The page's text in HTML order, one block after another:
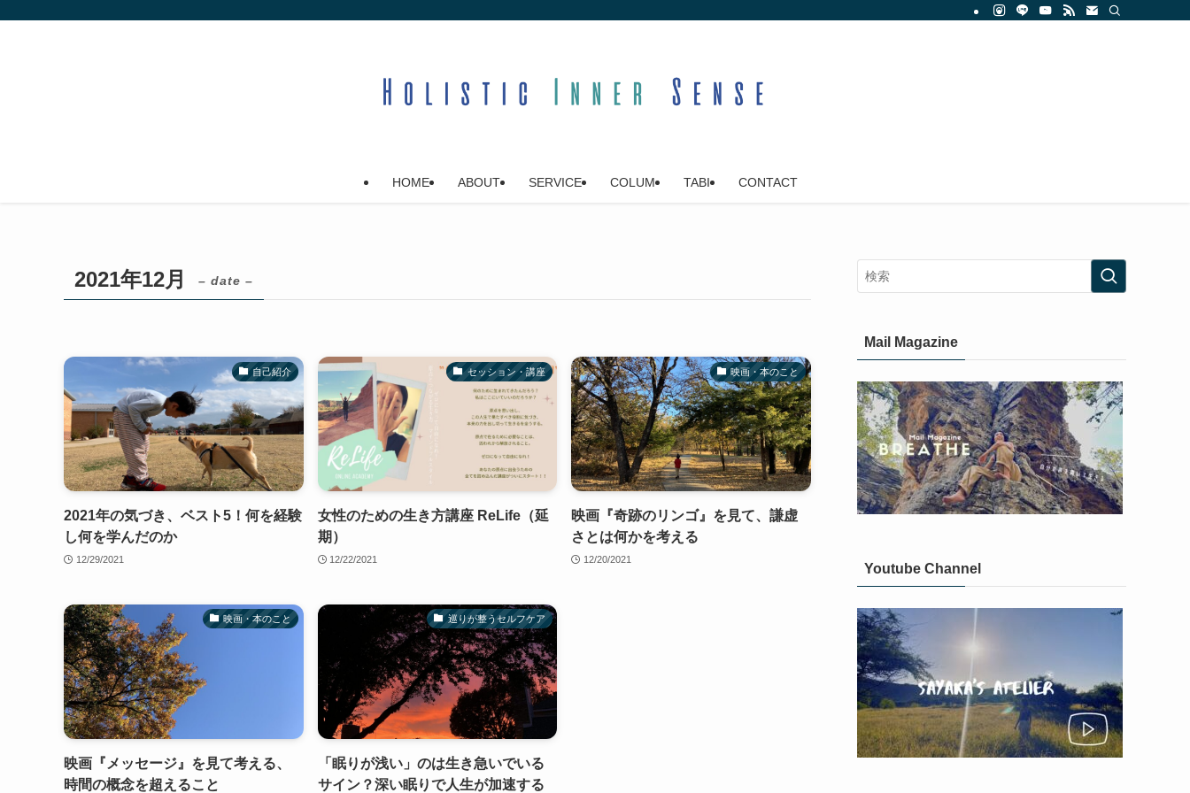
HOME ABOUT SERVICE COLUM TABI CONTACT
2021年12月 – date –
自己紹介
2021年の気づき、ベスト5！何を経験
し何を学んだのか
12/29/2021
セッション・講座
女性のための生き方講座 ReLife（延
期）
12/22/2021
映画・本のこと
映画『奇跡のリンゴ』を見て、謙虚
さとは何かを考える
12/20/2021
映画・本のこと
映画『メッセージ』を見て考える、
時間の概念を超えること
巡りが整うセルフケア
「眠りが浅い」のは生き急いでいる
サイン？深い眠りで人生が加速する
Mail Magazine
Youtube Channel